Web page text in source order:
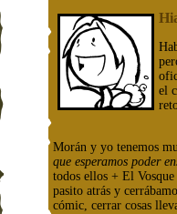
el
Morán y yo tenemos
que esperamos poder
todos ellos + El
pasito atrás y
cómic, cerrar cosas